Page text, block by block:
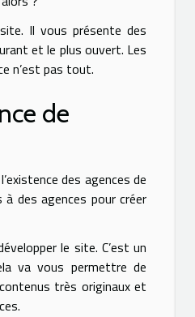
Il vous présente des
et le plus ouvert. Les
n’est pas tout.
de
des agences de
des agences pour créer
le site. C’est un
va vous permettre de
très originaux et